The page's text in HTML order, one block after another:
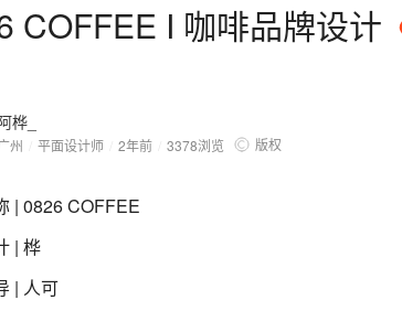
COFFEE I 咖啡品牌设计
桦_
州 平面设计师 2年前 3378浏览 版权
| 0826 COFFEE
| 桦
| 人可